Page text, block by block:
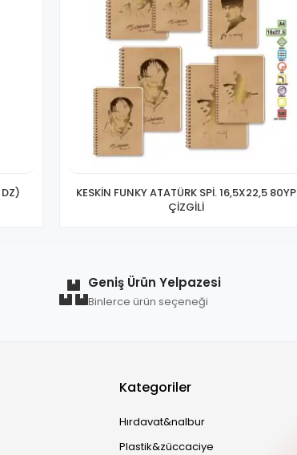
KESKİN FUNKY ATATÜRK SPİ. 16,5X22,5 80YP
ÇİZGİLİ
Geniş Ürün Yelpazesi
Binlerce ürün seçeneği
Kategoriler
Hırdavat&nalbur
Plastik&züccaciye